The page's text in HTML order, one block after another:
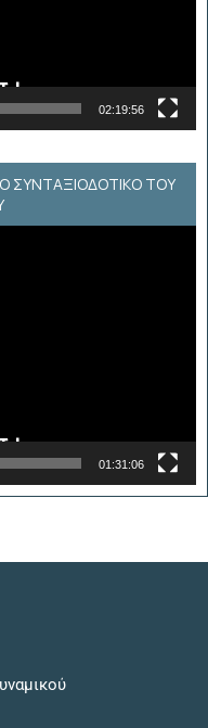
02:19:56
ΣΥΝΤΑΞΙΟΔΟΤΙΚΟ ΤΟΥ
01:31:06